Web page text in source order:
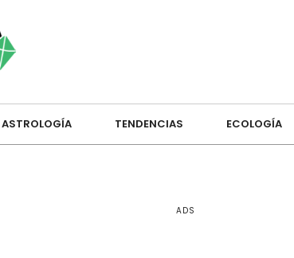
ASTROLOGÍA TENDENCIAS ECOLOGÍA
ADS